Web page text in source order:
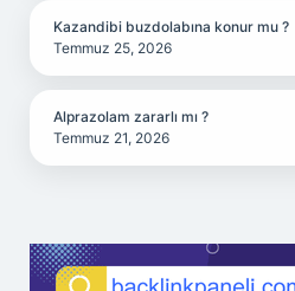
Kazandibi buzdolabına konur mu ?
Temmuz 25, 2026
Alprazolam zararlı mı ?
Temmuz 21, 2026